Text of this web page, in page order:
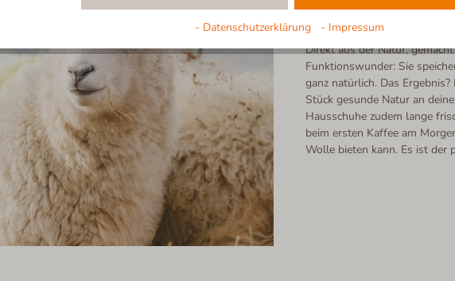
100% Natur | Atmungsaktiv
Direkt aus der Natur,
Funktionswunder: Sie
ganz natürlich. Das
Stück gesunde Natur an
Hausschuhe zudem lange
beim ersten Kaffee am
Wolle bieten kann. Es ist der
- Datenschutzerklärung - Impressum